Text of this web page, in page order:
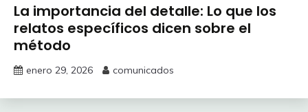
La importancia del detalle: Lo que los
relatos específicos dicen sobre el
método
enero 29, 2026 comunicados